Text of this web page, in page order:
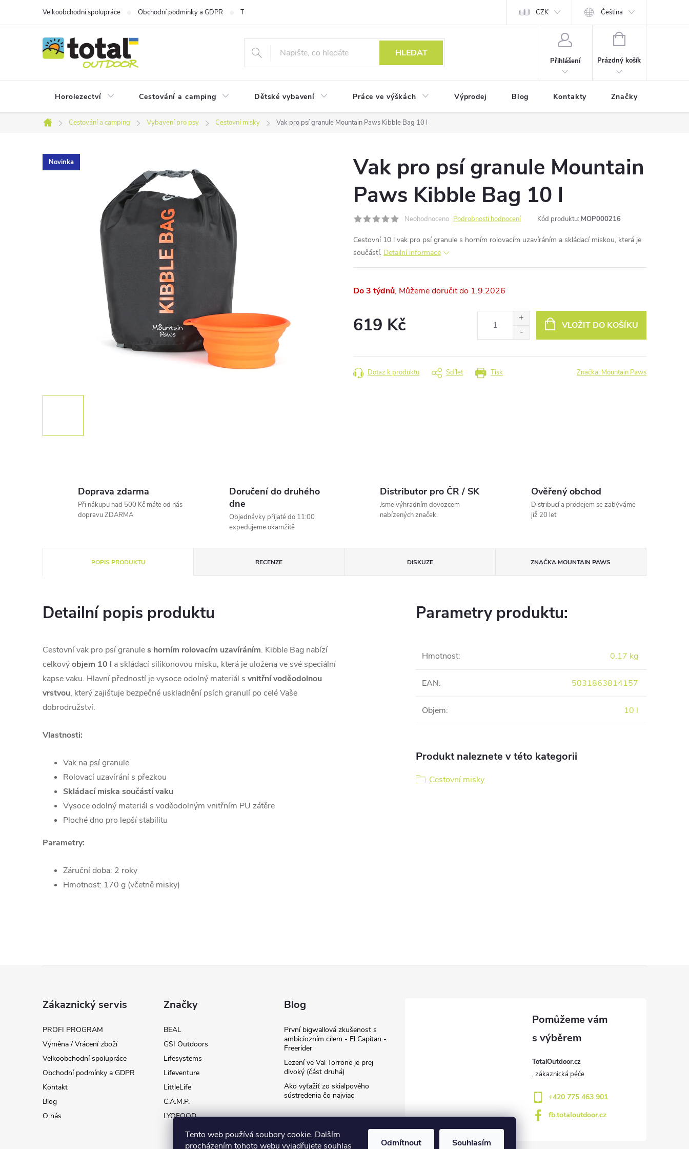
Tento web používá soubory cookie. Dalším
procházením tohoto webu vyjadřujete souhlas
Odmítnout Souhlasím
Velkoobchodní spolupráce Obchodní podmínky a GDPR Technologie CZK Čeština
HLEDAT
Přihlášení
NÁKUPNÍ
Prázdný košík
Horolezectví Cestování a camping Dětské vybavení Práce ve výškách Výprodej Blog Kontakty Značky
Domů
Cestování a camping Vybavení pro psy Cestovní misky Vak pro psí granule Mountain Paws Kibble Bag 10 l
Novinka
Vak pro psí granule Mountain
Paws Kibble Bag 10 l
Neohodnoceno Podrobnosti hodnocení Kód produktu: MOP000216
Cestovní 10 l vak pro psí granule s horním rolovacím uzavíráním a skládací miskou, která je
součástí. Detailní informace
Do 3 týdnů 1.9.2026
619 Kč VLOŽIT DO KOŠÍKU
Tisk
Dotaz k produktu Sdílet Značka: Mountain Paws
Doprava zdarma
Při nákupu nad 500 Kč máte od nás
dopravu ZDARMA
Doručení do druhého
dne
Objednávky přijaté do 11:00
expedujeme okamžitě
Distributor pro ČR / SK
Jsme výhradním dovozcem
nabízených značek.
Ověřený obchod
Distribucí a prodejem se zabýváme
již 20 let
POPIS PRODUKTU RECENZE DISKUZE ZNAČKA MOUNTAIN PAWS
Detailní popis produktu
Cestovní vak pro psí granules horním rolovacím uzavíráním. Kibble Bag nabízí
celkovýobjem 10 l a skládací silikonovou misku, která je uložena ve své speciální
kapse vaku. Hlavní předností je vysoce odolný materiál s vnitřní voděodolnou
vrstvou, který zajišťuje bezpečné uskladnění psích granulí po celé Vaše
dobrodružství.
Vlastnosti:
Vak na psí granule
Rolovací uzavírání s přezkou
Skládací miska součástí vaku
Vysoce odolný materiál s voděodolným vnitřním PU zátěre
Ploché dno pro lepší stabilitu
Parametry:
Záruční doba: 2 roky
Hmotnost: 170 g (včetně misky)
Parametry produktu:
Hmotnost: 0.17 kg
EAN: 5031863814157
Objem: 10 l
Produkt naleznete v této kategorii
Cestovní misky
Zákaznický servis
PROFI PROGRAM
Výměna / Vrácení zboží
Velkoobchodní spolupráce
Obchodní podmínky a GDPR
Kontakt
Blog
O nás
Značky
BEAL
GSI Outdoors
Lifesystems
Lifeventure
LittleLife
C.A.M.P.
LYOFOOD
Blog
První bigwallová zkušenost s
ambiciozním cílem - El Capitan -
Freerider
Lezení ve Val Torrone je prej
divoký (část druhá)
Ako vyťažiť zo skialpového
sústredenia čo najviac
TotalOutdoor.cz
+420 775 463 901
fb.totaloutdoor.cz